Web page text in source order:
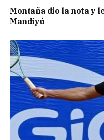
Montaña dio la nota y
Mandiyú